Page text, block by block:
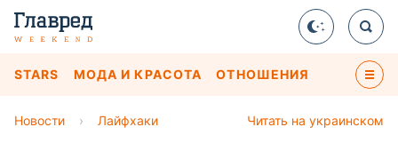
STARS МОДА И КРАСОТА ОТНОШЕНИЯ
Читать на украинском
Новости › Лайфхаки